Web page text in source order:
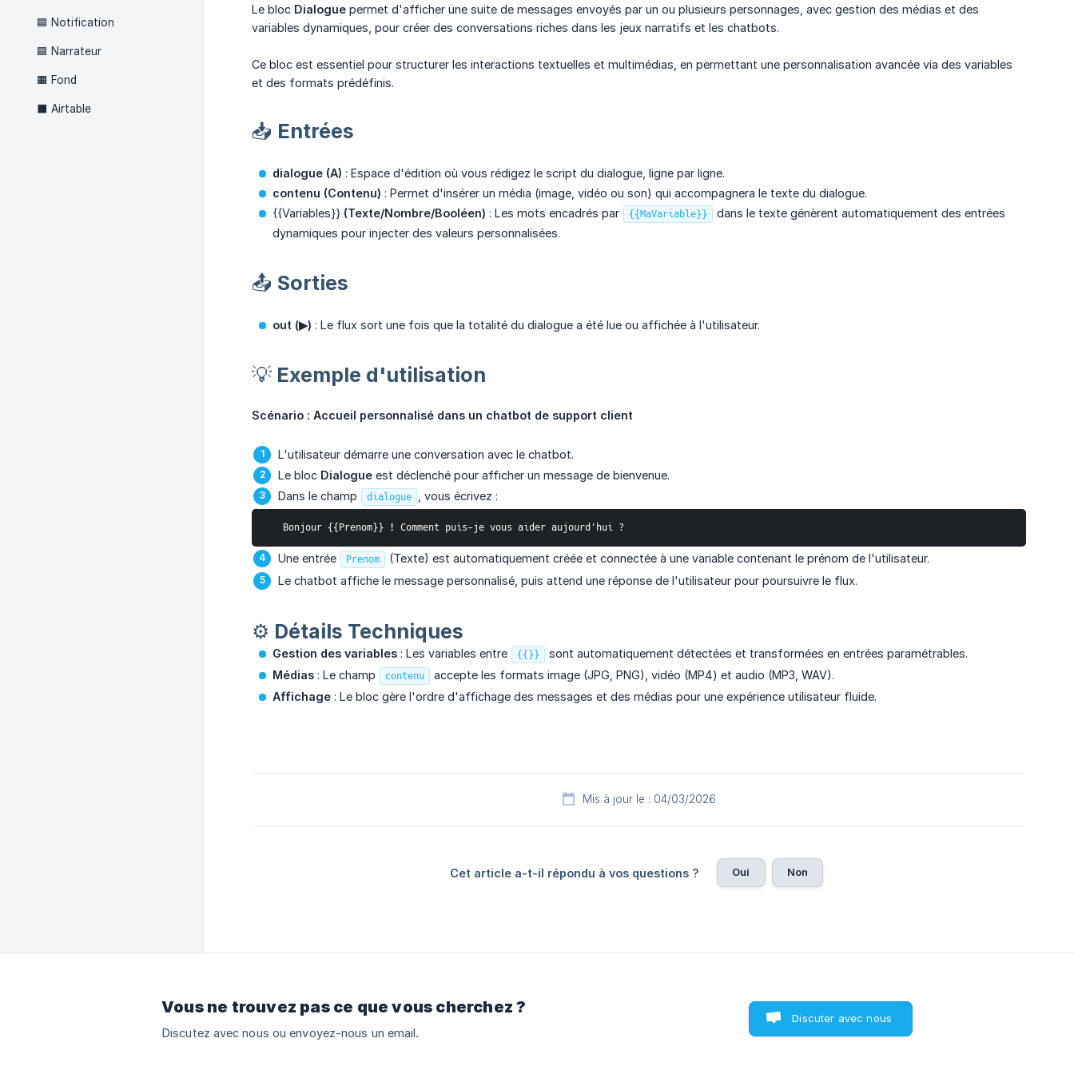
🟦 Notification
🟦 Narrateur
🟧 Fond
⬛ Airtable
Le bloc Dialogue permet d'afficher une suite de messages envoyés par un ou plusieurs personnages, avec gestion des médias et des
variables dynamiques, pour créer des conversations riches dans les jeux narratifs et les chatbots.
Ce bloc est essentiel pour structurer les interactions textuelles et multimédias, en permettant une personnalisation avancée via des variables
et des formats prédéfinis.
📥 Entrées
dialogue (A) : Espace d'édition où vous rédigez le script du dialogue, ligne par ligne.
contenu (Contenu) : Permet d'insérer un média (image, vidéo ou son) qui accompagnera le texte du dialogue.
{{Variables}} (Texte/Nombre/Booléen) : Les mots encadrés par {{MaVariable}}
dans le texte génèrent automatiquement des entrées
dynamiques pour injecter des valeurs personnalisées.
📤 Sorties
out (▶) : Le flux sort une fois que la totalité du dialogue a été lue ou affichée à l'utilisateur.
💡 Exemple d'utilisation
Scénario : Accueil personnalisé dans un chatbot de support client
L'utilisateur démarre une conversation avec le chatbot.
Le bloc Dialogue est déclenché pour afficher un message de bienvenue.
Dans le champ
dialogue , vous écrivez :
   Bonjour {{Prenom}} ! Comment puis-je vous aider aujourd'hui ?
Une entrée Prenom
(Texte) est automatiquement créée et connectée à une variable contenant le prénom de l'utilisateur.
Le chatbot affiche le message personnalisé, puis attend une réponse de l'utilisateur pour poursuivre le flux.
⚙️ Détails Techniques
Gestion des variables : Les variables entre {{}}
sont automatiquement détectées et transformées en entrées paramétrables.
Médias : Le champ contenu
accepte les formats image (JPG, PNG), vidéo (MP4) et audio (MP3, WAV).
Affichage : Le bloc gère l'ordre d'affichage des messages et des médias pour une expérience utilisateur fluide.
Mis à jour le : 04/03/2026
Cet article a-t-il répondu à vos questions ? Oui Non
Vous ne trouvez pas ce que vous cherchez ?
Discutez avec nous ou envoyez-nous un email.
Discuter avec nous